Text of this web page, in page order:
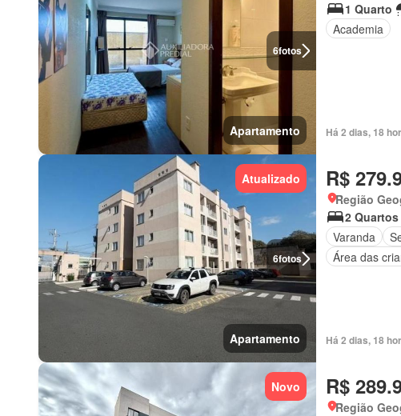
6fotos
Apartamento
1 Quarto
Academia
Há 2 dias, 18
6fotos
Atualizado
Apartamento
R$
Região
2 Quartos
Varanda
Área das
Há 2 dias, 18
Novo R$
Região